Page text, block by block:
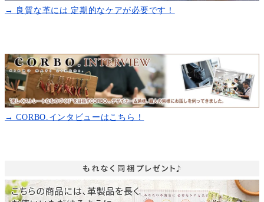
→ 良質な革には 定期的なケアが必要です！
→ CORBO.インタビューはこちら！